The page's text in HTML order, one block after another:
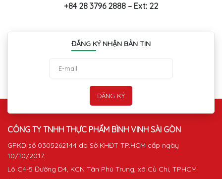
+84 28 3796 2888 – Ext: 22
ĐĂNG KÝ NHẬN BẢN TIN
CÔNG TY TNHH THỰC PHẨM BÌNH VINH SÀI GÒN
GPKD số 0305262144 do Sở KHĐT TP.HCM cấp ngày
10/10/2017.
Lô C4-5 Đường D4, KCN Tân Phú Trung, xã Củ Chi, TPHCM